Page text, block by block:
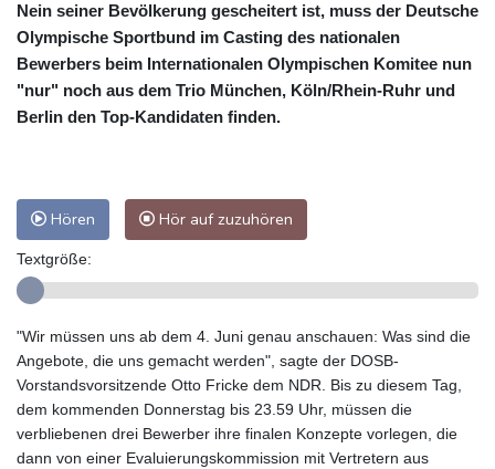
Nein seiner Bevölkerung gescheitert ist, muss der Deutsche
Olympische Sportbund im Casting des nationalen
Bewerbers beim Internationalen Olympischen Komitee nun
"nur" noch aus dem Trio München, Köln/Rhein-Ruhr und
Berlin den Top-Kandidaten finden.
Hören Hör auf zuzuhören
Textgröße:
"Wir müssen uns ab dem 4. Juni genau anschauen: Was sind die
Angebote, die uns gemacht werden", sagte der DOSB-
Vorstandsvorsitzende Otto Fricke dem NDR. Bis zu diesem Tag,
dem kommenden Donnerstag bis 23.59 Uhr, müssen die
verbliebenen drei Bewerber ihre finalen Konzepte vorlegen, die
dann von einer Evaluierungskommission mit Vertretern aus